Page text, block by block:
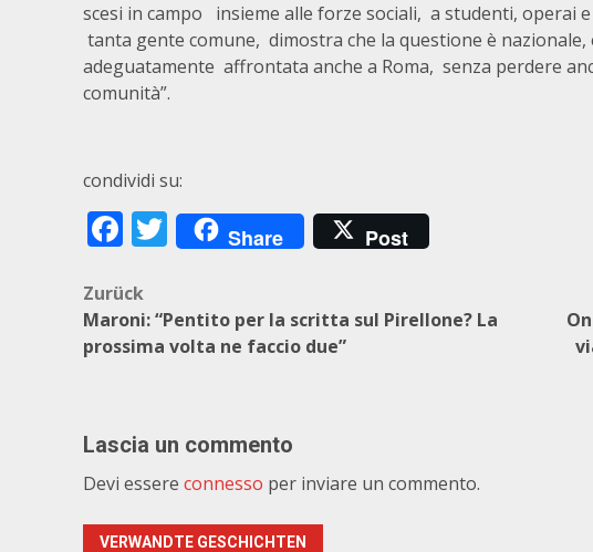
scesi in campo insieme alle forze sociali, a studenti, operai e
tanta gente comune, dimostra che la questione è nazionale,
adeguatamente affrontata anche a Roma, senza perdere
comunità”.
condividi su:
Facebook
Twitter
Share Post
Beitragsnavigation
Zurück
Maroni: “Pentito per la scritta sul Pirellone? La
prossima volta ne faccio due”
Lascia un commento
Devi essere connesso per inviare un commento.
VERWANDTE GESCHICHTEN